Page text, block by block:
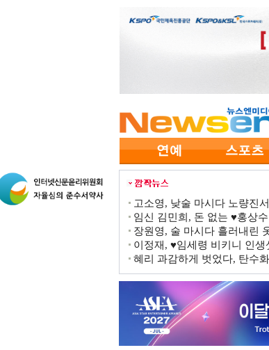
고소영, 낮술 마시다 노량진
임신 김민희, 돈 없는 ♥홍상
장원영, 술 마시다 흘러내린
이정재, ♥임세령 비키니 인
혜리 과감하게 벗었다, 탄수